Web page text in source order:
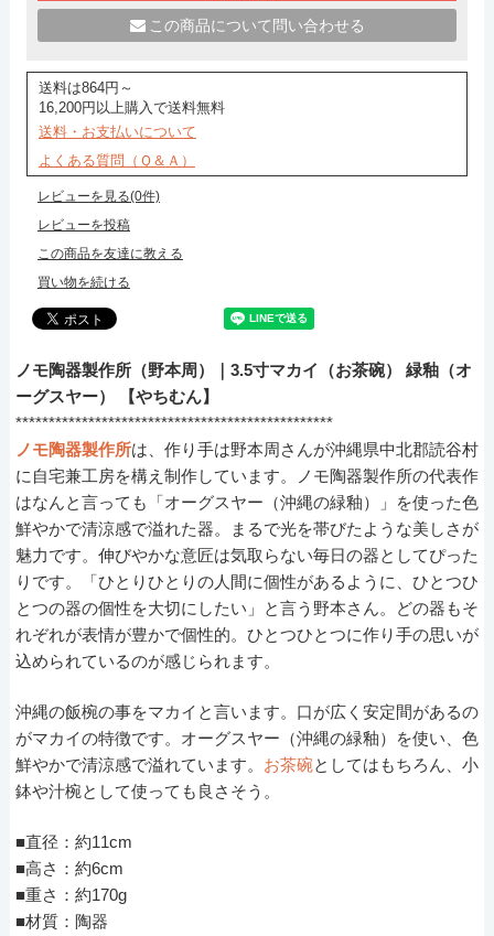
この商品について問い合わせる
送料は864円～
16,200円以上購入で送料無料
送料・お支払いについて
よくある質問（Ｑ＆Ａ）
レビューを見る(0件)
レビューを投稿
この商品を友達に教える
買い物を続ける
ノモ陶器製作所（野本周）｜3.5寸マカイ（お茶碗） 緑釉（オ
ーグスヤー） 【やちむん】
************************************************
ノモ陶器製作所は、作り手は野本周さんが沖縄県中北郡読谷村
に自宅兼工房を構え制作しています。ノモ陶器製作所の代表作
はなんと言っても「オーグスヤー（沖縄の緑釉）」を使った色
鮮やかで清涼感で溢れた器。まるで光を帯びたような美しさが
魅力です。伸びやかな意匠は気取らない毎日の器としてぴった
りです。「ひとりひとりの人間に個性があるように、ひとつひ
とつの器の個性を大切にしたい」と言う野本さん。どの器もそ
れぞれが表情が豊かで個性的。ひとつひとつに作り手の思いが
込められているのが感じられます。
沖縄の飯椀の事をマカイと言います。口が広く安定間があるの
がマカイの特徴です。オーグスヤー（沖縄の緑釉）を使い、色
鮮やかで清涼感で溢れています。 お茶碗としてはもちろん、小
鉢や汁椀として使っても良さそう。
■直径：約11cm
■高さ：約6cm
■重さ：約170g
■材質：陶器